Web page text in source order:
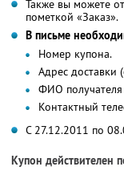
Также вы можете
пометкой «Заказ».
В письме
Номер купона.
Адрес доставки
ФИО получателя
Контактный
С 27.12.2011 по
Купон действителен